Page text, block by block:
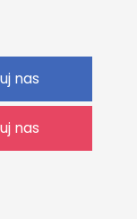
nas
nas